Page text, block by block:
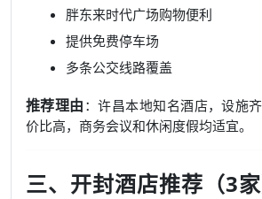
胖东来时代广场购物便利
提供免费停车场
多条公交线路覆盖
推荐理由 ：许昌本地知名酒店，设施
价比高，商务会议和休闲度假均适宜。
三、开封酒店推荐（3家